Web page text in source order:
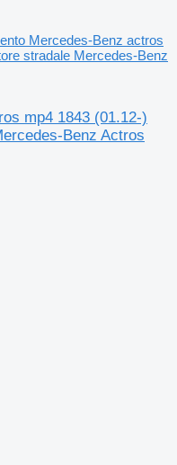
Mercedes-Benz actros
stradale Mercedes-Benz
mp4 1843 (01.12-)
Benz Actros